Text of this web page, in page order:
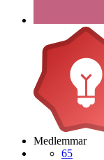
Medlemmar
65